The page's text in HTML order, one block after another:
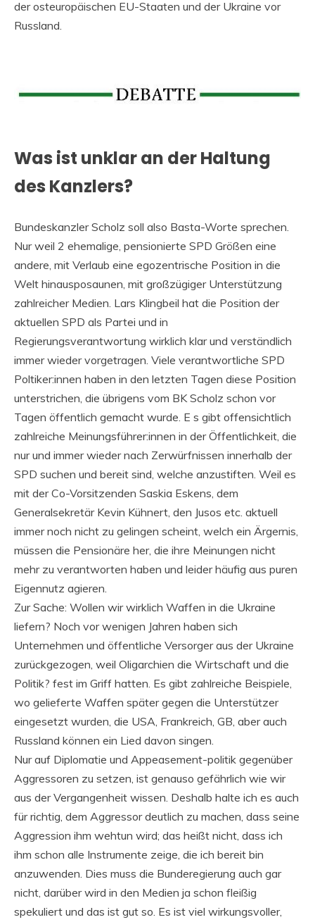
der osteuropäischen EU-Staaten und der Ukraine vor
Russland.
Was ist unklar an der Haltung
des Kanzlers?
Bundeskanzler Scholz soll also Basta-Worte sprechen.
Nur weil 2 ehemalige, pensionierte SPD Größen eine
andere, mit Verlaub eine egozentrische Position in die
Welt hinausposaunen, mit großzügiger Unterstützung
zahlreicher Medien. Lars Klingbeil hat die Position der
aktuellen SPD als Partei und in
Regierungsverantwortung wirklich klar und verständlich
immer wieder vorgetragen. Viele verantwortliche SPD
Poltiker:innen haben in den letzten Tagen diese Position
unterstrichen, die übrigens vom BK Scholz schon vor
Tagen öffentlich gemacht wurde. E s gibt offensichtlich
zahlreiche Meinungsführer:innen in der Öffentlichkeit, die
nur und immer wieder nach Zerwürfnissen innerhalb der
SPD suchen und bereit sind, welche anzustiften. Weil es
mit der Co-Vorsitzenden Saskia Eskens, dem
Generalsekretär Kevin Kühnert, den Jusos etc. aktuell
immer noch nicht zu gelingen scheint, welch ein Ärgernis,
müssen die Pensionäre her, die ihre Meinungen nicht
mehr zu verantworten haben und leider häufig aus puren
Eigennutz agieren.
Zur Sache: Wollen wir wirklich Waffen in die Ukraine
liefern? Noch vor wenigen Jahren haben sich
Unternehmen und öffentliche Versorger aus der Ukraine
zurückgezogen, weil Oligarchien die Wirtschaft und die
Politik? fest im Griff hatten. Es gibt zahlreiche Beispiele,
wo gelieferte Waffen später gegen die Unterstützer
eingesetzt wurden, die USA, Frankreich, GB, aber auch
Russland können ein Lied davon singen.
Nur auf Diplomatie und Appeasement-politik gegenüber
Aggressoren zu setzen, ist genauso gefährlich wie wir
aus der Vergangenheit wissen. Deshalb halte ich es auch
für richtig, dem Aggressor deutlich zu machen, dass seine
Aggression ihm wehtun wird; das heißt nicht, dass ich
ihm schon alle Instrumente zeige, die ich bereit bin
anzuwenden. Dies muss die Bunderegierung auch gar
nicht, darüber wird in den Medien ja schon fleißig
spekuliert und das ist gut so. Es ist viel wirkungsvoller,